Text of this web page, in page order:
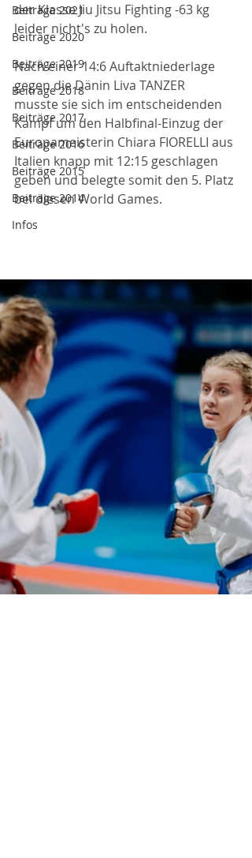
Beiträge 2021
Beiträge 2020
Beiträge 2019
Beiträge 2018
Beiträge 2017
Beiträge 2016
Beiträge 2015
Beiträge 2014
Infos
der Klasse Jiu Jitsu Fighting -63 kg
leider nicht's zu holen.
Nach einer 14:6 Auftaktniederlage
gegen die Dänin Liva TANZER
musste sie sich im entscheidenden
Kampf um den Halbfinal-Einzug der
Europameisterin Chiara FIORELLI aus
Italien knapp mit 12:15 geschlagen
geben und belegte somit den 5. Platz
bei diesen World Games.